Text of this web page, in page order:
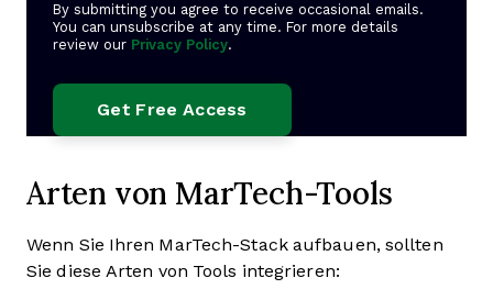
By submitting you agree to receive occasional emails.
You can unsubscribe at any time. For more details
review our Privacy Policy.
Arten von MarTech-Tools
Wenn Sie Ihren MarTech-Stack aufbauen, sollten
Sie diese Arten von Tools integrieren: